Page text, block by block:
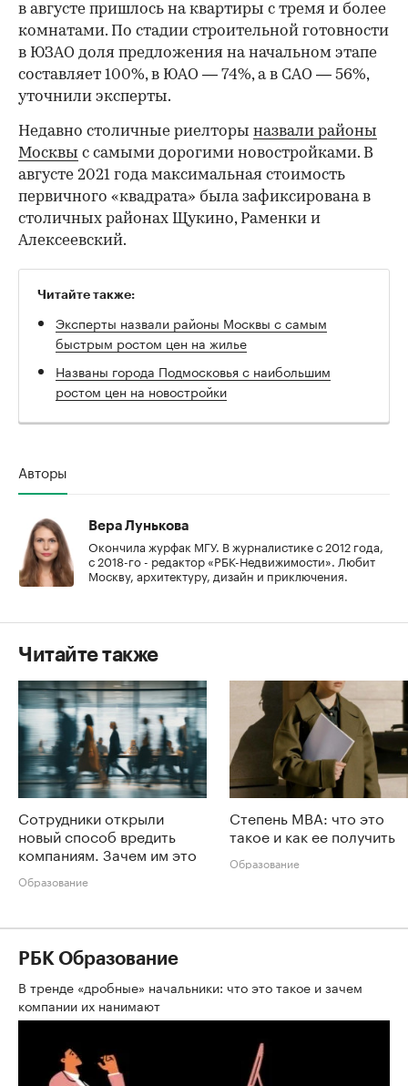
в августе пришлось на квартиры с тремя и более
комнатами. По стадии строительной готовности
в ЮЗАО доля предложения на начальном этапе
составляет 100%, в ЮАО — 74%, а в САО — 56%,
уточнили эксперты.
Недавно столичные риелторы назвали районы
Москвы с самыми дорогими новостройками. В
августе 2021 года максимальная стоимость
первичного «квадрата» была зафиксирована в
столичных районах Щукино, Раменки и
Алексеевский.
Читайте также:
Эксперты назвали районы Москвы с самым
быстрым ростом цен на жилье
Названы города Подмосковья с наибольшим
ростом цен на новостройки
Авторы
Вера Лунькова
Окончила журфак МГУ. В журналистике с 2012 года,
с 2018-го - редактор «РБК-Недвижимости». Любит
Москву, архитектуру, дизайн и приключения.
Читайте также
Сотрудники открыли
новый способ вредить
компаниям. Зачем им это
Образование
Степень MBA: что это
такое и как ее получить
Образование
РБК Образование
В тренде «дробные» начальники: что это такое и зачем
компании их нанимают